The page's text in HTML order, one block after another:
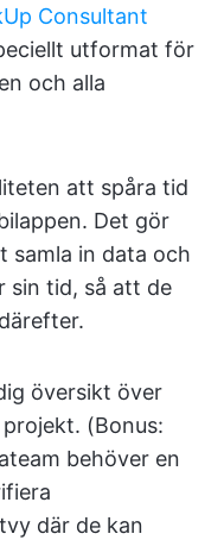
Consultant
utformat för
och alla
att spåra tid
Det gör
samla in data och
sin tid, så att de
översikt över
(Bonus:
behöver en
där de kan